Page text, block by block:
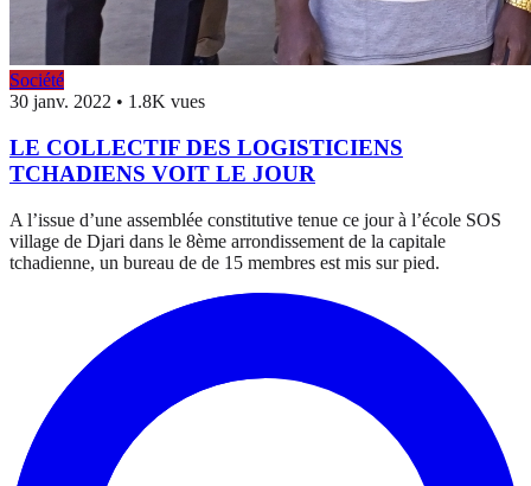
Société
30 janv. 2022 • 1.8K vues
LE COLLECTIF DES LOGISTICIENS
TCHADIENS VOIT LE JOUR
A l’issue d’une assemblée constitutive tenue ce jour à l’école SOS
village de Djari dans le 8ème arrondissement de la capitale
tchadienne, un bureau de de 15 membres est mis sur pied.